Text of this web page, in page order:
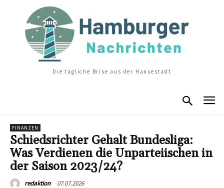
Die tägliche Brise aus der Hansestadt
FINANZEN
Schiedsrichter Gehalt Bundesliga:
Was Verdienen die Unparteiischen in
der Saison 2023/24?
redaktion 07.07.2026